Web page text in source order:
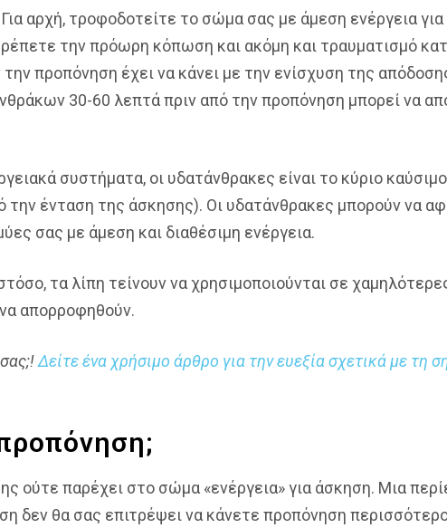
αρχή, τροφοδοτείτε το σώμα σας με άμεση ενέργεια
την πρόωρη κόπωση και ακόμη και τραυματισμό
προπόνηση έχει να κάνει με την ενίσχυση της
30-60 λεπτά πριν από την προπόνηση μπορεί να
συστήματα, οι υδατάνθρακες είναι το κύριο
ένταση της άσκησης). Οι υδατάνθρακες μπορούν να
σας με άμεση και διαθέσιμη ενέργεια.
τα λίπη τείνουν να χρησιμοποιούνται σε
απορροφηθούν.
σας;!Δείτε ένα χρήσιμο άρθρο για την ευεξία σχετικά με τη
παρέχει στο σώμα «ενέργεια» για άσκηση. Μια
δεν θα σας επιτρέψει να κάνετε προπόνηση